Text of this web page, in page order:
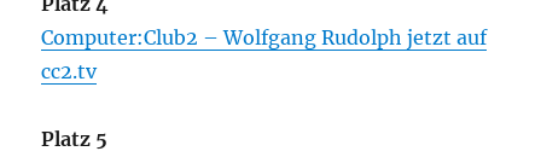
Computer:Club2 – Wolfgang Rudolph jetzt auf
cc2.tv
Platz 5